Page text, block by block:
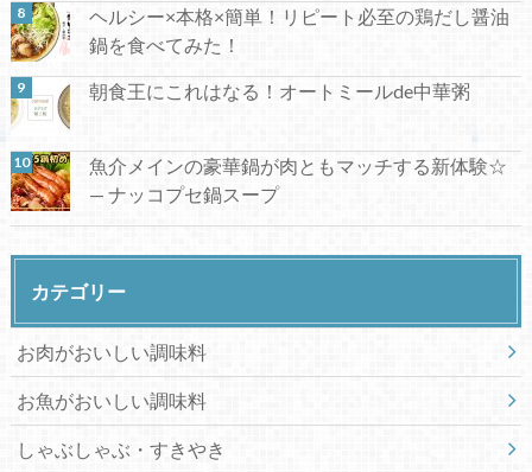
ヘルシー×本格×簡単！リピート必至の鶏だし醤油
鍋を食べてみた！
朝食王にこれはなる！オートミールde中華粥
魚介メインの豪華鍋が肉ともマッチする新体験☆
— ナッコプセ鍋スープ
カテゴリー
お肉がおいしい調味料
お魚がおいしい調味料
しゃぶしゃぶ・すきやき